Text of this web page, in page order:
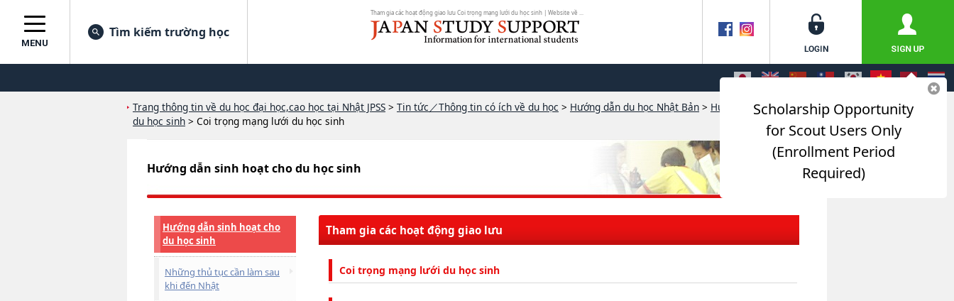
Tham gia các hoạt động giao lưu Coi trọng mạng lưới du học sinh | Website về ...
MENU
Tìm kiếm trường học
Scholarship Opportunity
for Scout Users Only
(Enrollment Period
Required)
Trang thông tin về du học đại học,cao học tại Nhật JPSS > Tin tức／Thông tin có ích về du học > Hướng dẫn du học Nhật Bản > Hướng dẫn sinh hoạt cho
du học sinh > Coi trọng mạng lưới du học sinh
Hướng dẫn sinh hoạt cho du học sinh
Hướng dẫn sinh hoạt cho
du học sinh
Những thủ tục cần làm sau
khi đến Nhật
Tham gia các hoạt động giao lưu
Coi trọng mạng lưới du học sinh